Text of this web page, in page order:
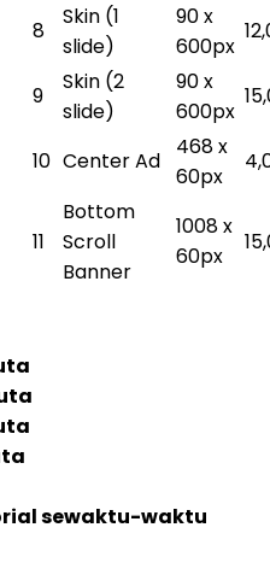
8
Skin (1
slide)
90 x
600px
9
Skin (2
slide)
90 x
600px
10 Center Ad
468 x
60px
11
Bottom
Scroll
Banner
1008 x
60px
sewaktu-waktu